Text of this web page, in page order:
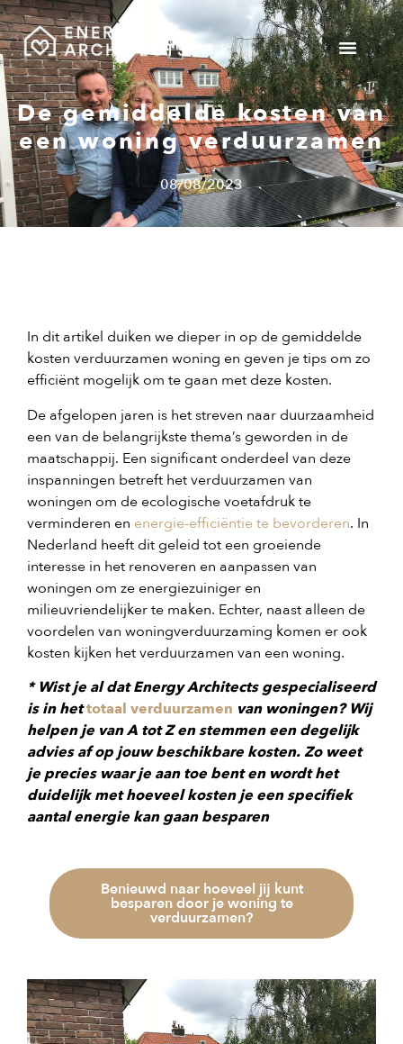
De gemiddelde kosten van
een woning verduurzamen
08/08/2023
In dit artikel duiken we dieper in op de gemiddelde
kosten verduurzamen woning en geven je tips om zo
efficiënt mogelijk om te gaan met deze kosten.
De afgelopen jaren is het streven naar duurzaamheid
een van de belangrijkste thema’s geworden in de
maatschappij. Een significant onderdeel van deze
inspanningen betreft het verduurzamen van
woningen om de ecologische voetafdruk te
verminderen en energie-efficiëntie te bevorderen. In
Nederland heeft dit geleid tot een groeiende
interesse in het renoveren en aanpassen van
woningen om ze energiezuiniger en
milieuvriendelijker te maken. Echter, naast alleen de
voordelen van woningverduurzaming komen er ook
kosten kijken het verduurzamen van een woning.
* Wist je al dat Energy Architects gespecialiseerd
is in hettotaal verduurzamen van woningen? Wij
helpen je van A tot Z en stemmen een degelijk
advies af op jouw beschikbare kosten. Zo weet
je precies waar je aan toe bent en wordt het
duidelijk met hoeveel kosten je een specifiek
aantal energie kan gaan besparen
Benieuwd naar hoeveel jij kunt
besparen door je woning te
verduurzamen?